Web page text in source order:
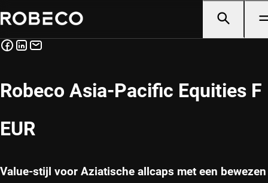
Robeco Asia-Pacific Equities F
EUR
Value-stijl voor Aziatische allcaps met een bewezen